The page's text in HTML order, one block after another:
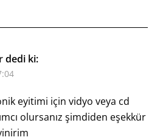
dedi ki:
eyitimi için vidyo veya cd
olursanız şimdiden eşekkür